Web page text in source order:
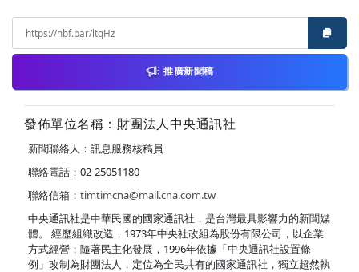
推廣新聞稿
發佈單位名稱：財團法人中央通訊社
新聞聯絡人：訊息服務核稿員
聯絡電話：02-25051180
聯絡信箱： timtimcna@mail.cna.com.tw
中央通訊社是中華民國的國家通訊社，是台灣最具影響力的新聞媒
體。 經歷組織改造，1973年中央社改組為股份有限公司，以企業
方式經營；隨著民主化發展，1996年依據「中央通訊社設置條
例」改制為財團法人，定位為全民共有的國家通訊社，獨立超然執